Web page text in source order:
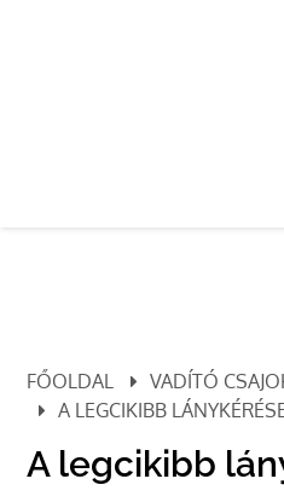
FŐOLDAL
VADÍTÓ
A LEGCIKIBB
A legcikibb